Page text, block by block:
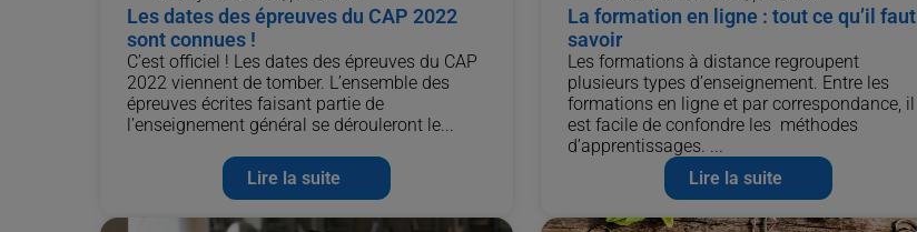
Les dates des épreuves du CAP 2022
sont connues !
C’est officiel ! Les dates des épreuves du CAP
2022 viennent de tomber. L’ensemble des
épreuves écrites faisant partie de
l’enseignement général se dérouleront le...
Lire la suite
La formation en ligne : tout ce qu’il faut
savoir
Les formations à distance regroupent
plusieurs types d’enseignement. Entre les
formations en ligne et par correspondance, il
est facile de confondre les méthodes
d’apprentissages. ...
Lire la suite